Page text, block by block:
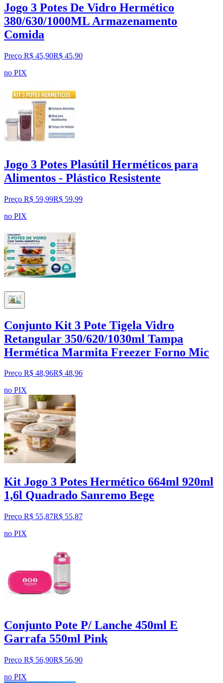
Jogo 3 Potes De Vidro Hermético
380/630/1000ML Armazenamento
Comida
Preço R$ 45,90R$ 45,90
no PIX
Jogo 3 Potes Plasútil Herméticos para
Alimentos - Plástico Resistente
Preço R$ 59,99R$ 59,99
no PIX
Conjunto Kit 3 Pote Tigela Vidro
Retangular 350/620/1030ml Tampa
Hermética Marmita Freezer Forno Mic
Preço R$ 48,96R$ 48,96
no PIX
Kit Jogo 3 Potes Hermético 664ml 920ml
1,6l Quadrado Sanremo Bege
Preço R$ 55,87R$ 55,87
no PIX
Conjunto Pote P/ Lanche 450ml E
Garrafa 550ml Pink
Preço R$ 56,90R$ 56,90
no PIX